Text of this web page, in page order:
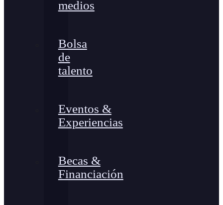
medios
Bolsa
de
talento
Eventos &
Experiencias
Becas &
Financiación